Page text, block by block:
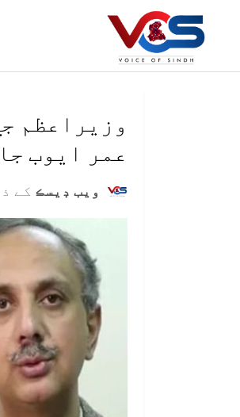
وزيراعظم
عمر ايوب
ويب ڊيسڪ کے